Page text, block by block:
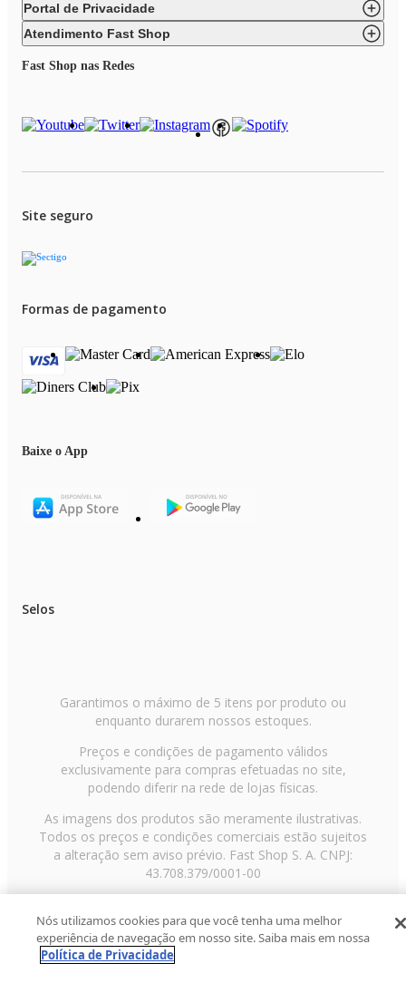
Portal de Privacidade
Atendimento Fast Shop
Fast Shop nas Redes
Site seguro
Formas de pagamento
Baixe o App
Selos
Garantimos o máximo de 5 itens por produto ou
enquanto durarem nossos estoques.
Preços e condições de pagamento válidos
exclusivamente para compras efetuadas no site,
podendo diferir na rede de lojas físicas.
As imagens dos produtos são meramente ilustrativas.
Todos os preços e condições comerciais estão sujeitos
a alteração sem aviso prévio. Fast Shop S. A. CNPJ:
43.708.379/0001-00
Paulo/SP, CEP 02029-001, Telefone: 11 3003-3728 ©
2013 Fast Shop - Todos os direitos reservadosRF
Nós utilizamos cookies para que você tenha uma melhor
experiência de navegação em nosso site. Saiba mais em nossa
Política de Privacidade